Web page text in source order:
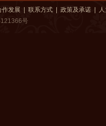
作发展 联系方式 政策及承诺
号